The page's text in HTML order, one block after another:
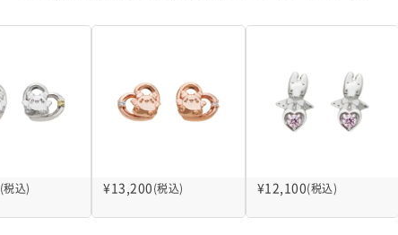
(税込) ¥13,200 (税込) ¥12,100(税込)